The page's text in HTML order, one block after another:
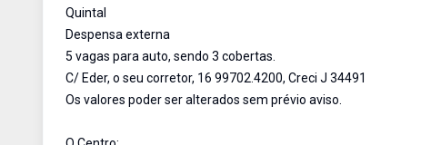
Quintal
Despensa externa
5 vagas para auto, sendo 3 cobertas.
C/ Eder, o seu corretor, 16 99702.4200, Creci J 34491
Os valores poder ser alterados sem prévio aviso.